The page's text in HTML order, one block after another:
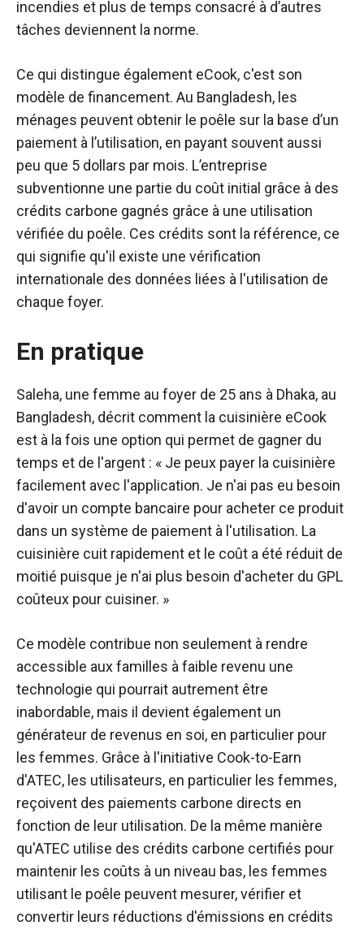
incendies et plus de temps consacré à d’autres
tâches deviennent la norme.
Ce qui distingue également eCook, c'est son
modèle de financement. Au Bangladesh, les
ménages peuvent obtenir le poêle sur la base d’un
paiement à l’utilisation, en payant souvent aussi
peu que 5 dollars par mois. L’entreprise
subventionne une partie du coût initial grâce à des
crédits carbone gagnés grâce à une utilisation
vérifiée du poêle. Ces crédits sont la référence, ce
qui signifie qu'il existe une vérification
internationale des données liées à l'utilisation de
chaque foyer.
En pratique
Saleha, une femme au foyer de 25 ans à Dhaka, au
Bangladesh, décrit comment la cuisinière eCook
est à la fois une option qui permet de gagner du
temps et de l'argent : « Je peux payer la cuisinière
facilement avec l'application. Je n'ai pas eu besoin
d'avoir un compte bancaire pour acheter ce produit
dans un système de paiement à l'utilisation. La
cuisinière cuit rapidement et le coût a été réduit de
moitié puisque je n'ai plus besoin d'acheter du GPL
coûteux pour cuisiner. »
Ce modèle contribue non seulement à rendre
accessible aux familles à faible revenu une
technologie qui pourrait autrement être
inabordable, mais il devient également un
générateur de revenus en soi, en particulier pour
les femmes. Grâce à l'initiative Cook-to-Earn
d'ATEC, les utilisateurs, en particulier les femmes,
reçoivent des paiements carbone directs en
fonction de leur utilisation. De la même manière
qu'ATEC utilise des crédits carbone certifiés pour
maintenir les coûts à un niveau bas, les femmes
utilisant le poêle peuvent mesurer, vérifier et
convertir leurs réductions d'émissions en crédits